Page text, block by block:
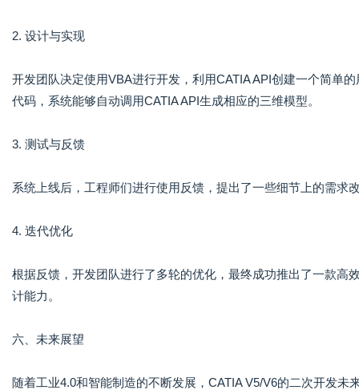
2. 设计与实现
开发团队决定使用VBA进行开发，利用CATIA API创建一个简单
代码，系统能够自动调用CATIA API生成相应的三维模型。
3. 测试与反馈
系统上线后，工程师们进行使用反馈，提出了一些细节上的需求
4. 迭代优化
根据反馈，开发团队进行了多轮的优化，最终成功推出了一款高
计能力。
六、未来展望
随着工业4.0和智能制造的不断发展，CATIA V5/V6的二次开发